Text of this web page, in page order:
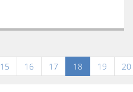
15 16 17 18 19 20